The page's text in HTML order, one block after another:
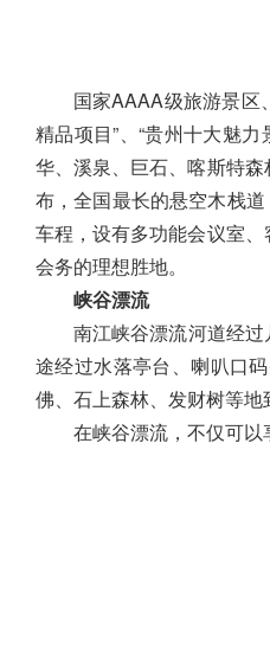
国家AAAA级旅游景
精品项目”、“贵州十大魅
华、溪泉、巨石、喀斯特
布，全国最长的悬空木栈
车程，设有多功能会议室
会务的理想胜地。
峡谷漂流
南江峡谷漂流河道经
途经过水落亭台、喇叭口
佛、石上森林、发财树等
在峡谷漂流，不仅可以